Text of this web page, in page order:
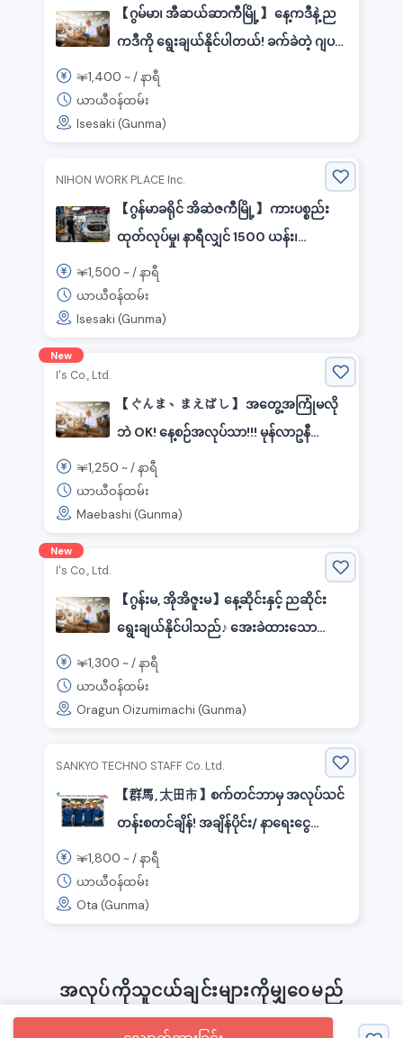
【ဂွမ်မာ၊ အီဆယ်ဆာကီမြို့】 နေ့ကဒီနဲ့ ည
ကဒီကို ရွေးချယ်နိုင်ပါတယ်! ခက်ခဲတဲ့ ဂျပန်
ဘာသာစကား မလိုအပ်ပါဘူး! အသားလိုင်း
ထုတ်လုပ်ရေးဝန်ထမ်းများ ရှာဖွေနေပါသည်!
￥1,400 ~ /နာရီ
ယာယီဝန်ထမ်း
Isesaki (Gunma)
NIHON WORK PLACE Inc.
【ဂွန်မာခရိုင် အိဆဲဇကီမြို့】 ကားပစ္စည်း
ထုတ်လုပ်မှု၊ နာရီလျှင် 1500 ယန်း၊
လှည့်လည်မှုပုံစံ
￥1,500 ~ /နာရီ
ယာယီဝန်ထမ်း
Isesaki (Gunma)
New
I's Co., Ltd.
【ぐんま、まえばし】 အတွေ့အကြုံမလို
ဘဲ OK! နေ့စဉ်အလုပ်သာ!!! မုန်လာဥနီ
ထုတ်လုပ်မှုစက်ရုံတွင် ထုတ်လုပ်ရေး
အထောက်အကူ
￥1,250 ~ /နာရီ
ယာယီဝန်ထမ်း
Maebashi (Gunma)
New
I's Co., Ltd.
【ဂွန်းမ, အိုအိဇူးမ】နေ့ဆိုင်းနှင့် ညဆိုင်း
ရွေးချယ်နိုင်ပါသည်♪ အေးခဲထားသော
အစားအစာအသောက်များထုတ်လုပ်ရေး
အလုပ်
￥1,300 ~ /နာရီ
ယာယီဝန်ထမ်း
Oragun Oizumimachi (Gunma)
SANKYO TECHNO STAFF Co. Ltd.
【群馬, 太田市】စက်တင်ဘာမှ အလုပ်သင်
တန်းစတင်ချိန်! အချိန်ပိုင်း/ နာရေးငွေ
၁,၈၀၀ ယန်း ~ ◎အခန်းငှားခ အခမဲ့! ကား
ထုတ်လုပ်ခြင်းအလုပ် 🚕/ အမျိုးသားများစွာ
ညှိုးညှန်းနေသောနေရာ
￥1,800 ~ /နာရီ
ယာယီဝန်ထမ်း
Ota (Gunma)
အလုပ်ကိုသူငယ်ချင်းများကိုမျှဝေမည်